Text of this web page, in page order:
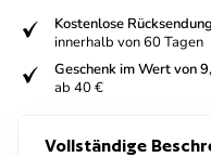
Kostenlose
innerhalb von 60 Tagen
Geschenk im Wert von
ab 40 €
Vollständige